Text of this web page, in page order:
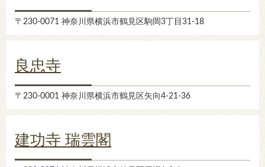
〒230-0071 神奈川県横浜市鶴見区駒岡3丁目31-18
良忠寺
〒230-0001 神奈川県横浜市鶴見区矢向4-21-36
建功寺 瑞雲閣